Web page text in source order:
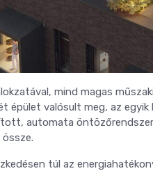
mind magas
épület valósult meg, az
automata
túl az